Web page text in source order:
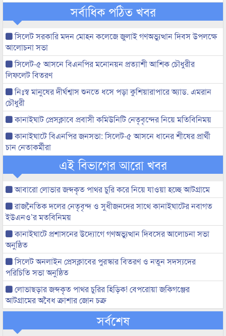
সর্বাধিক পঠিত খবর
সিলেট সরকারি মদন মোহন কলেজে জুলাই গণঅভ্যুত্থান দিবস উপলক্ষে
আলোচনা সভা
সিলেট-৫ আসনে বিএনপির মনোনয়ন প্রত্যাশী আশিক চৌধুরীর
লিফলেট বিতরণ
নিঃস্ব মানুষের দীর্ঘশ্বাস শুনতে ধসে পড়া কুশিয়ারাপারে অ্যাড. এমরান
চৌধুরী
কানাইঘাট প্রেসক্লাবে প্রবাসী কমিউনিটি নেতৃবৃন্দের নিয়ে মতিবিনিময়
কানাইঘাটে বিএনপির জনসভা: সিলেট-৫ আসনে ধানের শীষের প্রার্থী
চান নেতাকর্মীরা
এই বিভাগের আরো খবর
আবারো লোভার জব্দকৃত পাথর চুরি করে নিয়ে যাওয়া হচ্ছে আটগ্রামে
রাজনৈতিক দলের নেতৃবৃন্দ ও সুধীজনদের সাথে কানাইঘাটের নবাগত
ইউএনও’র মতবিনিময়
কানাইঘাটে প্রশাসনের উদ্যোগে গণঅভ্যুত্থান দিবসের আলোচনা সভা
অনুষ্ঠিত
সিলেট অনলাইন প্রেসক্লাবের পুরস্কার বিতরণ ও নতুন সদস্যদের
পরিচিতি সভা অনুষ্ঠিত
লোভাছড়ার জব্দকৃত পাথর চুরির হিড়িক! বেপরোয়া জকিগঞ্জের
আটগ্রামের অবৈধ ক্রাশার জোন চক্র
সর্বশেষ